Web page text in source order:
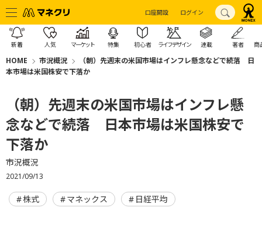
口座開設 ログイン
新着 人気 マーケット 特集 初心者 ライフデザイン 連載 著者 商
HOME 市況概況
（朝）先週末の米国市場はインフレ懸念などで続落 日
本市場は米国株安で下落か
（朝）先週末の米国市場はインフレ懸
念などで続落 日本市場は米国株安で
下落か
市況概況
2021/09/13
株式 マネックス 日経平均